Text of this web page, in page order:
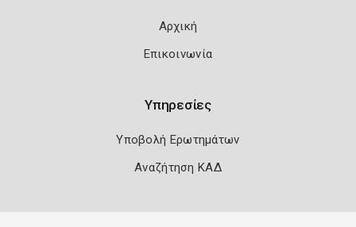
Αρχική
Επικοινωνία
Υπηρεσίες
Υποβολή Ερωτημάτων
Αναζήτηση ΚΑΔ